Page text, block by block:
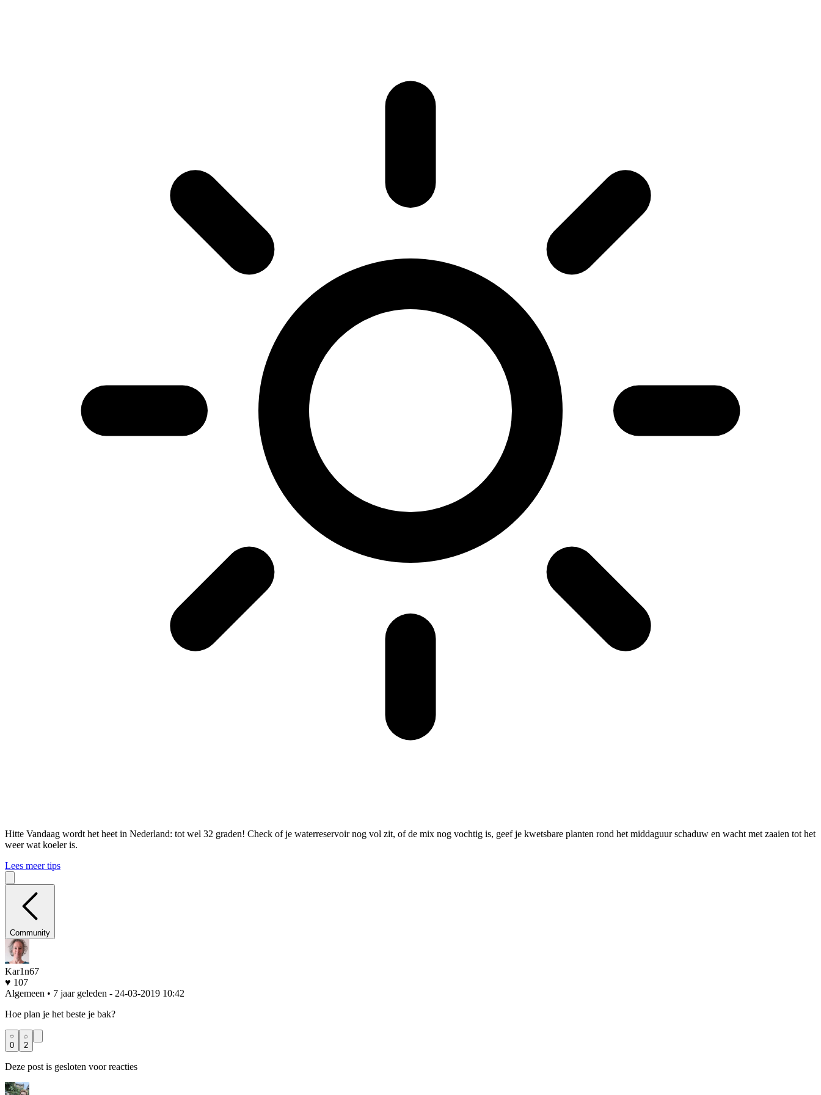
Hitte Vandaag wordt het heet in Nederland: tot wel 32 graden! Check of je waterreservoir nog vol zit, of de mix nog vochtig is, geef je kwetsbare planten rond het middaguur schaduw en wacht met zaaien tot het
weer wat koeler is.
Lees meer tips
Community
Kar1n67
♥ 107
Algemeen • 7 jaar geleden - 24-03-2019 10:42
Hoe plan je het beste je bak?
0 2
Deze post is gesloten voor reacties